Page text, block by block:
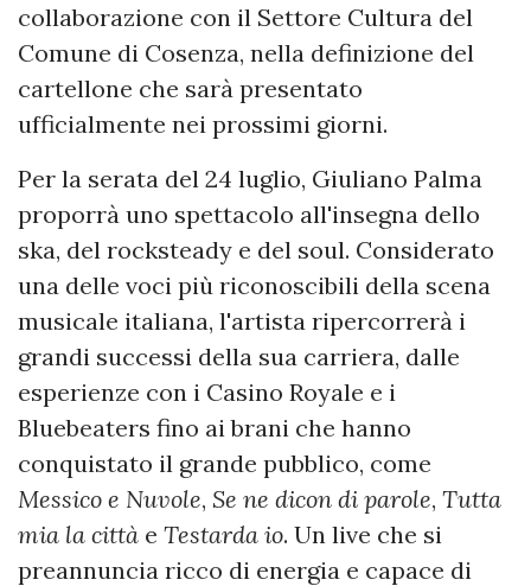
collaborazione con il Settore Cultura del
Comune di Cosenza, nella definizione del
cartellone che sarà presentato
ufficialmente nei prossimi giorni.
Per la serata del 24 luglio, Giuliano Palma
proporrà uno spettacolo all'insegna dello
ska, del rocksteady e del soul. Considerato
una delle voci più riconoscibili della scena
musicale italiana, l'artista ripercorrerà i
grandi successi della sua carriera, dalle
esperienze con i Casino Royale e i
Bluebeaters fino ai brani che hanno
conquistato il grande pubblico, come
Messico e Nuvole, Se ne dicon di parole, Tutta
mia la città e Testarda io. Un live che si
preannuncia ricco di energia e capace di